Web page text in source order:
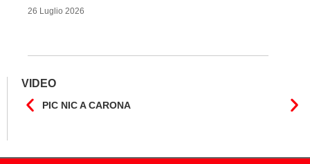
26 Luglio 2026
VIDEO
PIC NIC A CARONA
IL